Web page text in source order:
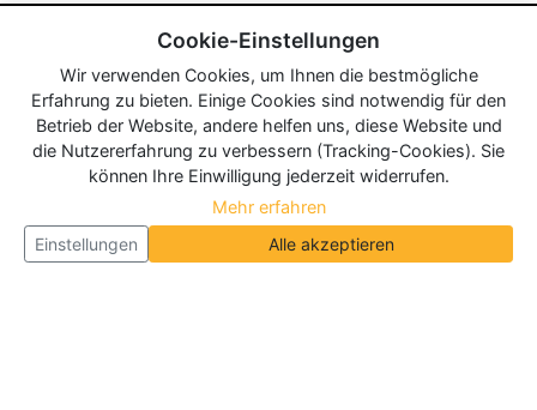
Cookie-Einstellungen
Wir verwenden Cookies, um Ihnen die bestmögliche
Erfahrung zu bieten. Einige Cookies sind notwendig für den
Betrieb der Website, andere helfen uns, diese Website und
die Nutzererfahrung zu verbessern (Tracking-Cookies). Sie
können Ihre Einwilligung jederzeit widerrufen.
Mehr erfahren
Einstellungen
Alle akzeptieren